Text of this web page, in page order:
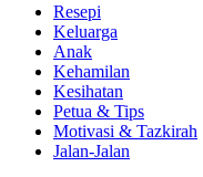
Resepi
Keluarga
Anak
Kehamilan
Kesihatan
Petua & Tips
Motivasi & Tazkirah
Jalan-Jalan